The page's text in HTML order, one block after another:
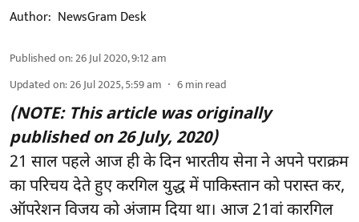
Author: NewsGram Desk
Published on:26 Jul 2020, 9:12 am
Updated on:26 Jul 2025, 5:59 am 6min read
(NOTE: This article was originally
published on 26 July, 2020)
21 साल पहले आज ही के दिन भारतीय सेना ने अपने पराक्रम
का परिचय देते हुए करगिल युद्ध में पाकिस्तान को परास्त कर,
ऑपरेशन विजय को अंजाम दिया था। आज 21वां कारगिल